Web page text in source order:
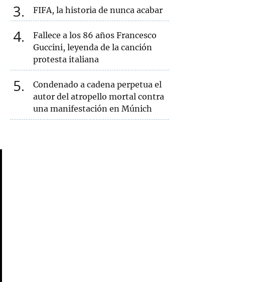
3 FIFA, la historia de nunca acabar
4
Fallece a los 86 años Francesco
Guccini, leyenda de la canción
protesta italiana
5
Condenado a cadena perpetua el
autor del atropello mortal contra
una manifestación en Múnich